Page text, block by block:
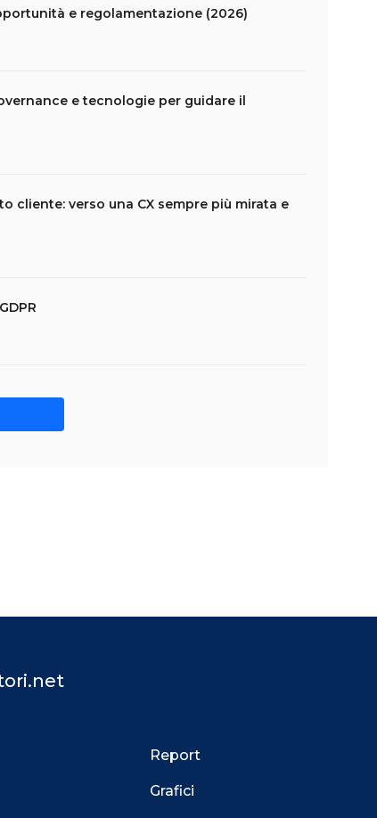
e regolamentazione (2026)
e tecnologie per guidare il
cliente: verso una CX sempre più mirata e
Report
Grafici